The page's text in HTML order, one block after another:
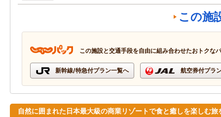
この施
この施設と交通手段を自由に組み合わせたおトクな
新幹線/特急付プラン一覧へ 航空券付プラ
自然に囲まれた日本最大級の商業リゾートで食と癒しを楽しむ旅